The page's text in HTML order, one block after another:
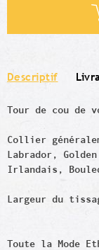
Descriptif
Tour de cou de
Collier
Labrador,
Irlandais,
Largeur du
Toute la Mode